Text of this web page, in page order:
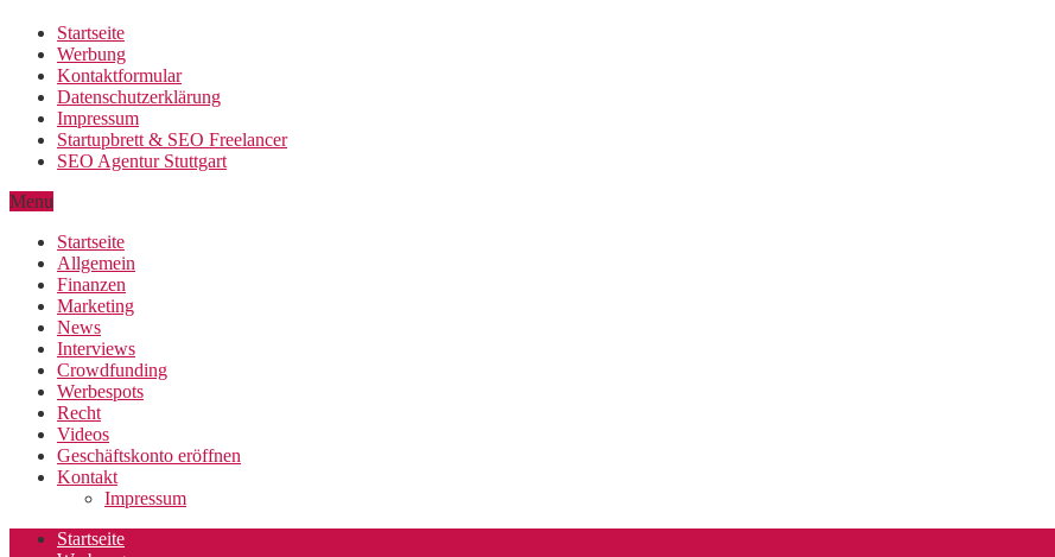
Startseite
Werbung
Kontaktformular
Datenschutzerklärung
Impressum
Startupbrett & SEO Freelancer
SEO Agentur Stuttgart
Menu
Startseite
Allgemein
Finanzen
Marketing
News
Interviews
Crowdfunding
Werbespots
Recht
Videos
Geschäftskonto eröffnen
Kontakt
Impressum
Startseite